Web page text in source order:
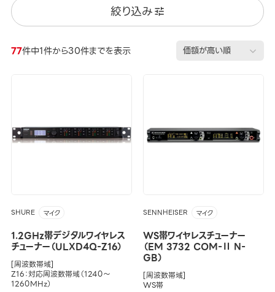
絞り込み
77件中1件から30件までを表示
SHURE マイク
1.2GHz帯デジタルワイヤレス
チューナー（ULXD4Q-Z16）
[周波数帯域]
Z16：対応周波数帯域（1240～
1260MHz）
SENNHEISER マイク
WS帯ワイヤレスチューナー
（EM 3732 COM-Ⅱ N-
GB）
[周波数帯域]
WS帯